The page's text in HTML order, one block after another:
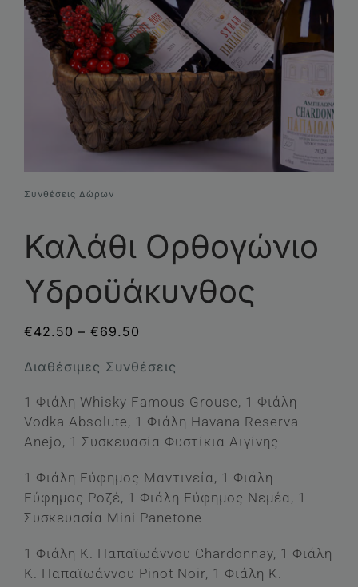
Συνθέσεις Δώρων
Επικοινωνία
Συνθέσεις Δώρων
Καλάθι Ορθογώνιο
Υδροϋάκυνθος
€42.50 – €69.50
€42.50
€69.50
Διαθέσιμες Συνθέσεις
1 Φιάλη Whisky Famous Grouse, 1 Φιάλη
Vodka Absolute, 1 Φιάλη Havana Reserva
Anejo, 1 Συσκευασία Φυστίκια Αιγίνης
1 Φιάλη Εύφημος Μαντινεία, 1 Φιάλη
Εύφημος Ροζέ, 1 Φιάλη Εύφημος Νεμέα, 1
Συσκευασία Mini Panetone
1 Φιάλη Κ. Παπαϊωάννου Chardonnay, 1 Φιάλη
Κ. Παπαϊωάννου Pinot Noir, 1 Φιάλη Κ.